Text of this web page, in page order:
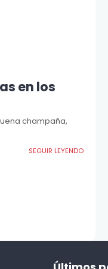
en los
champaña,
SEGUIR LEYENDO